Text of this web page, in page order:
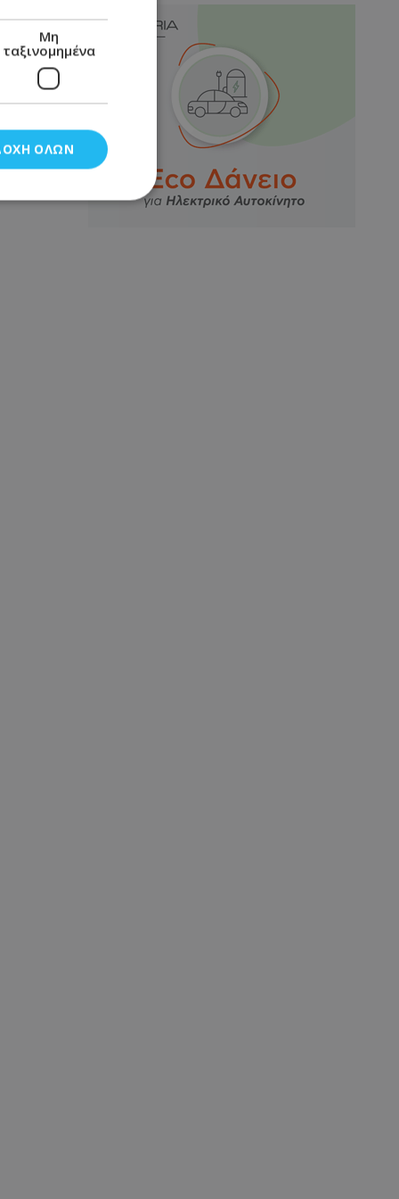
Μη
ταξινομημένα
ΌΛΩΝ
και τη
cookies.
το
των
από το
τη
για την
με την
του
ανθρώπων
επωφελές
επωφελές
προκειμένου να
τους.
και
συνδεδεμένοι
είναι
της